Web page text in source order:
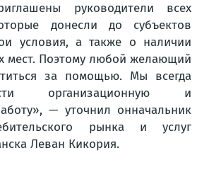
руководители всех
донесли до субъектов
условия, а также о наличии
мест. Поэтому любой желающий
за помощью. Мы всегда
организационную и
— уточнил онначальник
рынка и услуг
Леван Кикория.